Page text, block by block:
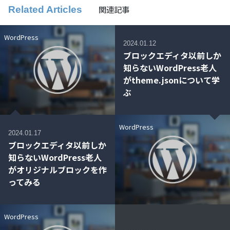
Related Articles 関連記事
WordPress
2024.01.17
ブロックエディタ以前しか
知らないWordPress老人
がオリジナルブロックを作
ってみる
WordPress
2024.01.12
ブロックエディタ以前しか
知らないWordPress老人
がtheme.jsonについて学
ぶ
WordPress